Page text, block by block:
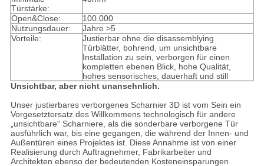
Türstärke:
Open&Close:
100.000
Nutzungsdauer:
Jahre >5
Vorteile:
Justierbar ohne die disassemblying
Türblätter, bohrend, um unsichtbare
Installation zu sein, verborgen für einen
kompletten ebenen Blick, hohe Qualität,
hohes sensorisches, dauerhaft und still
Unsichtbar, aber nicht unansehnlich.
Unser justierbares verborgenes Scharnier 3D ist vom Sein ein
Vorgesetztersatz des Willkommens technologisch für andere
„unsichtbare“ Scharniere, als die sonderbare verborgene Tür
ausführlich war, bis eine gegangen, die während der Innen- und
Außentüren eines Projektes ist. Diese Annahme ist von einer
Realisierung durch Auftragnehmer, Fabrikarbeiter und
Architekten ebenso der bedeutenden Kosteneinsparungen